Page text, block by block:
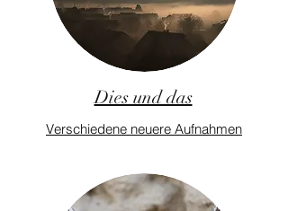
Dies und das
Verschiedene neuere Aufnahmen